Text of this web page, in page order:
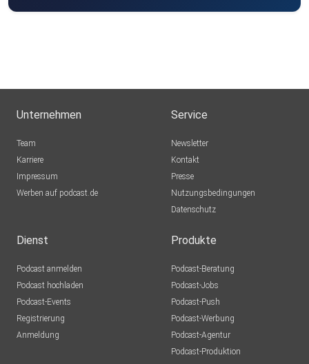
Unternehmen
Team
Karriere
Impressum
Werben auf podcast.de
Service
Newsletter
Kontakt
Presse
Nutzungsbedingungen
Datenschutz
Dienst
Podcast anmelden
Podcast hochladen
Podcast-Events
Registrierung
Anmeldung
Produkte
Podcast-Beratung
Podcast-Jobs
Podcast-Push
Podcast-Werbung
Podcast-Agentur
Podcast-Produktion